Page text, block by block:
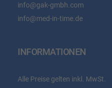
info@gak-gmbh.com
info@med-in-time.de
INFORMATIONEN
Alle Preise gelten inkl. MwSt.